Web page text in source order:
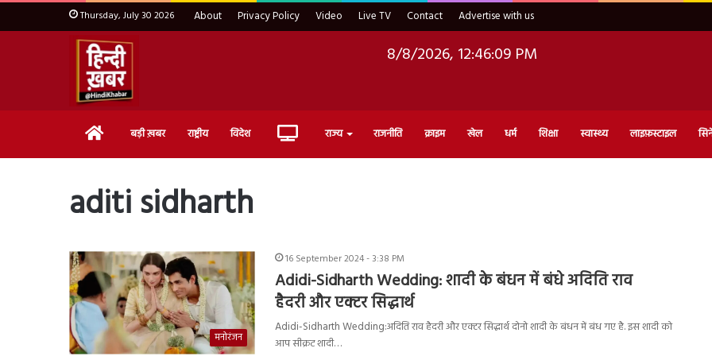
Thursday, July 30 2026 About Privacy Policy Video Live TV Contact Advertise with us
8/8/2026, 12:46:10 PM
Home बड़ी ख़बर राष्ट्रीय विदेश Live राज्य राजनीति क्राइम खेल धर्म शिक्षा स्वास्थ्य लाइफ़स्टाइल
aditi sidharth
मनोरंजन
16 September 2024 - 3:38 PM
Adidi-Sidharth Wedding: शादी के बंधन में बंधे अदिति राव
हैदरी और एक्टर सिद्धार्थ
Adidi-Sidharth Wedding:अदिति राव हैदरी और एक्टर सिद्धार्थ दोनो शादी के बंधन में बंध गए है. इस शादी को
आप सीक्रट शादी…